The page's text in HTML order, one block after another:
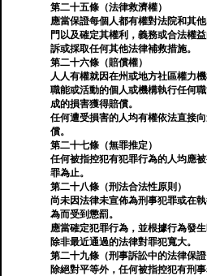
第二十五條（法律救濟權）
應當保證每個人都有權對法院和其
門以及確定其權利，義務或合法權
訴或採取任何其他法律補救措施。
第二十六條（賠償權）
人人有權就因在州或地方社區權力
職能或活動的個人或機構執行任何
成的損害獲得賠償。
任何遭受損害的人均有權依法直接
償。
第二十七條（無罪推定）
任何被指控犯有犯罪行為的人均應
罪為止。
第二十八條（刑法合法性原則）
尚未因法律未宣佈為刑事犯罪或在
為而受到懲罰。
應當確定犯罪行為，並根據行為發
除非最近通過的法律對罪犯寬大。
第二十九條（刑事訴訟中的法律保證
除絕對平等外，任何被指控犯有刑